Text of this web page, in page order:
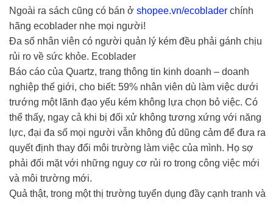
Ngoài ra sách cũng có bán ở shopee.vn/ecoblader chính
hãng ecoblader nhe mọi người!
Đa số nhân viên có người quản lý kém đều phải gánh chịu
rủi ro về sức khỏe. Ecoblader
Báo cáo của Quartz, trang thông tin kinh doanh – doanh
nghiệp thế giới, cho biết: 59% nhân viên dù làm việc dưới
trướng một lãnh đạo yếu kém không lựa chọn bỏ việc. Có
thể thấy, ngay cả khi bị đối xử không tương xứng với năng
lực, đại đa số mọi người vẫn không đủ dũng cảm để đưa ra
quyết định thay đổi môi trường làm việc của mình. Họ sợ
phải đối mặt với những nguy cơ rủi ro trong công việc mới
và môi trường mới.
Quả thật, trong một thị trường tuyển dụng đầy cạnh tranh và